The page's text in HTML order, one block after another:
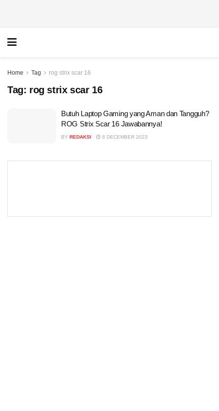
Home Tag rog strix scar 16
Tag: rog strix scar 16
Butuh Laptop Gaming yang Aman dan Tangguh?
ROG Strix Scar 16 Jawabannya!
BY REDAKSI 8 DECEMBER 2023